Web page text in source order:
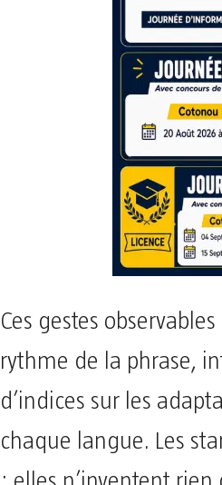
Ces gestes
rythme de la phrase,
d’indices sur les
chaque langue. Les